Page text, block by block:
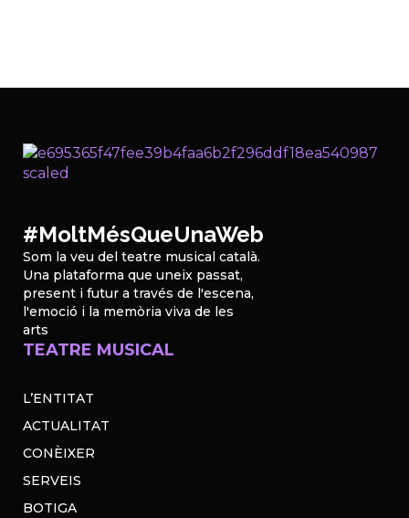
#MoltMésQueUnaWeb
Som la veu del teatre musical català.
Una plataforma que uneix passat,
present i futur a través de l'escena,
l'emoció i la memòria viva de les
arts
TEATRE MUSICAL
L’ENTITAT
ACTUALITAT
CONÈIXER
SERVEIS
BOTIGA